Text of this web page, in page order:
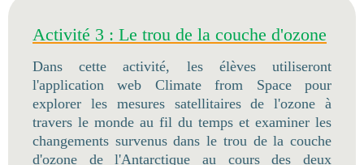
Activité 3 : Le trou de la couche d'ozone
Dans cette activité, les élèves utiliseront
l'application web Climate from Space pour
explorer les mesures satellitaires de l'ozone à
travers le monde au fil du temps et examiner les
changements survenus dans le trou de la couche
d'ozone de l'Antarctique au cours des deux